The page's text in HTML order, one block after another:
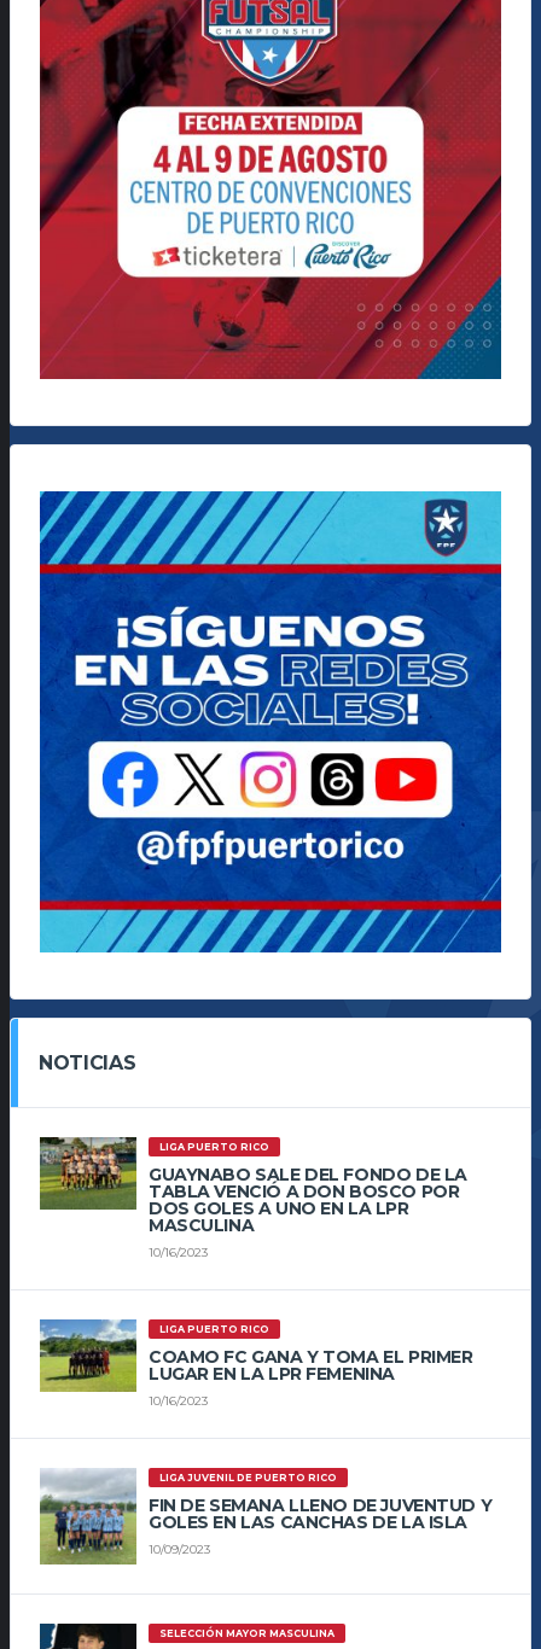
NOTICIAS
LIGA PUERTO RICO
GUAYNABO SALE DEL FONDO DE LA
TABLA VENCIÓ A DON BOSCO POR
DOS GOLES A UNO EN LA LPR
MASCULINA
10/16/2023
LIGA PUERTO RICO
COAMO FC GANA Y TOMA EL PRIMER
LUGAR EN LA LPR FEMENINA
10/16/2023
LIGA JUVENIL DE PUERTO RICO
FIN DE SEMANA LLENO DE JUVENTUD Y
GOLES EN LAS CANCHAS DE LA ISLA
10/09/2023
SELECCIÓN MAYOR MASCULINA